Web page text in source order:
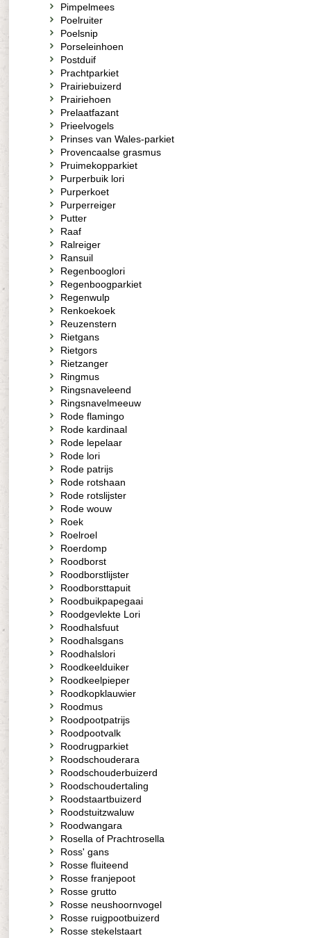
Pimpelmees
Poelruiter
Poelsnip
Porseleinhoen
Postduif
Prachtparkiet
Prairiebuizerd
Prairiehoen
Prelaatfazant
Prieelvogels
Prinses van Wales-parkiet
Provencaalse grasmus
Pruimekopparkiet
Purperbuik lori
Purperkoet
Purperreiger
Putter
Raaf
Ralreiger
Ransuil
Regenbooglori
Regenboogparkiet
Regenwulp
Renkoekoek
Reuzenstern
Rietgans
Rietgors
Rietzanger
Ringmus
Ringsnaveleend
Ringsnavelmeeuw
Rode flamingo
Rode kardinaal
Rode lepelaar
Rode lori
Rode patrijs
Rode rotshaan
Rode rotslijster
Rode wouw
Roek
Roelroel
Roerdomp
Roodborst
Roodborstlijster
Roodborsttapuit
Roodbuikpapegaai
Roodgevlekte Lori
Roodhalsfuut
Roodhalsgans
Roodhalslori
Roodkeelduiker
Roodkeelpieper
Roodkopklauwier
Roodmus
Roodpootpatrijs
Roodpootvalk
Roodrugparkiet
Roodschouderara
Roodschouderbuizerd
Roodschoudertaling
Roodstaartbuizerd
Roodstuitzwaluw
Roodwangara
Rosella of Prachtrosella
Ross' gans
Rosse fluiteend
Rosse franjepoot
Rosse grutto
Rosse neushoornvogel
Rosse ruigpootbuizerd
Rosse stekelstaart